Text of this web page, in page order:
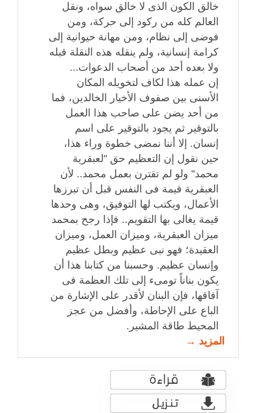
خالق الكون الذى لا خالق سواه، ونقل
العالم كله من ركود إلى حركة، ومن
فوضى إلى نظام، ومن مهانة حيوانية إلى
كرامة إنسانية، ولم ينقله هذه النقلة قبله
ولا بعده أحد من أصحاب الدعوات...
إن عمله هذا لكاف لتخويله المكان
الأسنى بين صفوف الأخيار الخالدين، فما
من أحد يضن على صاحب هذا العمل
بالتوقير ثم يجود بالتوقير على اسم
إنسان. إلا أننا نمضى خطوة وراء هذا،
حين نقول إن التعظيم حق "لعبقرية
محمد" ولو لم تقترن بعمل محمد.. لأن
العبقرية قيمة فى النفس قبل أن تبرزها
الأعمال، ويكتب لها التوفيق، وهى وحدها
قيمة يغالى بها التقويم.. فإذا رجح بمحمد
ميزان العبقرية، وميزان العمل، وميزان
العقيدة؛ فهو نبى عظيم وبطل عظيم
وإنسان عظيم. وحسبنا من كتابنا هذا أن
يكون بناناً تومىء إلى تلك العظمة فى
آفاقها، فإن البنان لأقدر على الإشارة من
الباع على الإحاطة، وأفضل من عجز
المحيط طاقة المشير.
المزيد →